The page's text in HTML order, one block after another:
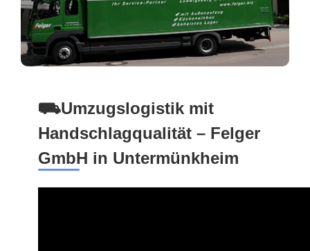
⛟Umzugslogistik mit
Handschlagqualität – Felger
GmbH in Untermünkheim